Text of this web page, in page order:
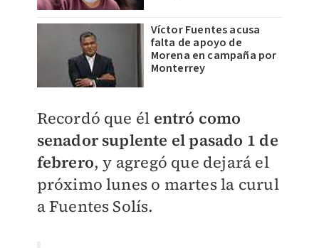
Víctor Fuentes acusa
falta de apoyo de
Morena en campaña por
Monterrey
Recordó que él entró como
senador suplente el pasado 1 de
febrero, y agregó que dejará el
próximo lunes o martes la curul
a Fuentes Solís.